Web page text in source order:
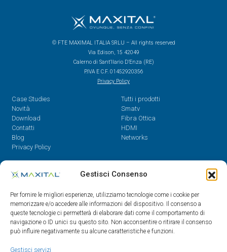
Gestisci Consenso
Per fornire le migliori esperienze, utilizziamo tecnologie come i cookie per
memorizzare e/o accedere alle informazioni del dispositivo. Il consenso a
queste tecnologie ci permetterà di elaborare dati come il comportamento di
navigazione o ID unici su questo sito. Non acconsentire o ritirare il consenso
può influire negativamente su alcune caratteristiche e funzioni.
Gestisci servizi
© FTE MAXIMAL ITALIA SRLU – All rights reserved
Via Edison, 15 42049
Calerno di Sant’Ilario D’Enza (RE)
P.IVA E C.F. 01452920356
Privacy Policy
Case Studies
Novità
Download
Contatti
Blog
Privacy Policy
Tutti i prodotti
Smatv
Fibra Ottica
HDMI
Networks
Contatti
08.30 - 12.30 / 14 - 18
0522/909701
0522/909748